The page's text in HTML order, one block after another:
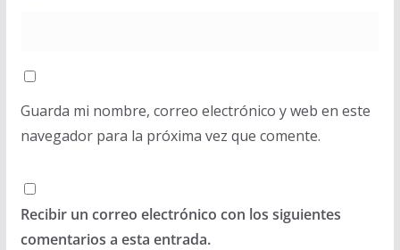
Guarda mi nombre, correo electrónico y web en este
navegador para la próxima vez que comente.
Recibir un correo electrónico con los siguientes
comentarios a esta entrada.